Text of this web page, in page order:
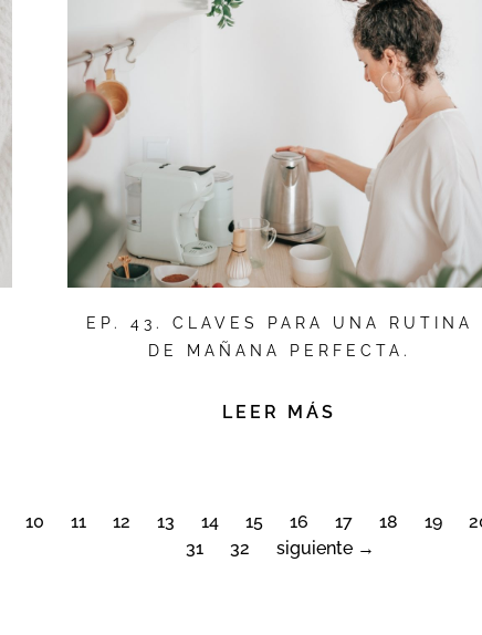
EP. 43. CLAVES PARA UNA RUTINA
DE MAÑANA PERFECTA.
LEER MÁS
10 11 12 13 14 15 16 17 18 19
31
32 siguiente →